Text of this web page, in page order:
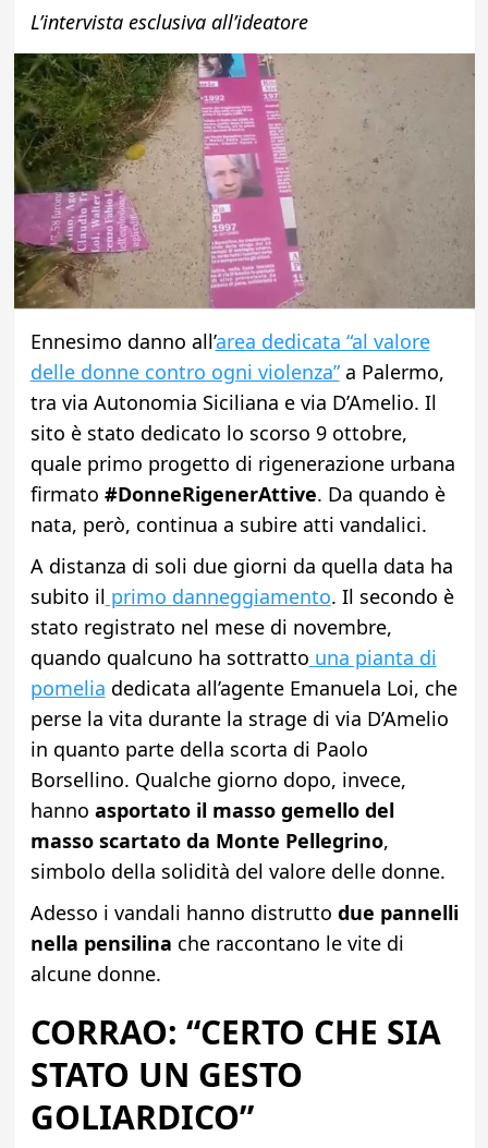
L’intervista esclusiva all’ideatore
Ennesimo danno all’area dedicata “al valore
delle donne contro ogni violenza”a Palermo,
tra via Autonomia Siciliana e via D’Amelio. Il
sito è stato dedicato lo scorso 9 ottobre,
quale primo progetto di rigenerazione urbana
firmato #DonneRigenerAttive. Da quando è
nata, però, continua a subire atti vandalici.
A distanza di soli due giorni da quella data ha
subito il primo danneggiamento. Il secondo è
stato registrato nel mese di novembre,
quando qualcuno ha sottratto una pianta di
pomelia dedicata all’agente Emanuela Loi, che
perse la vita durante la strage di via D’Amelio
in quanto parte della scorta di Paolo
Borsellino. Qualche giorno dopo, invece,
hanno asportato il masso gemello del
masso scartato da Monte Pellegrino,
simbolo della solidità del valore delle donne.
Adesso i vandali hanno distrutto due pannelli
nella pensilina che raccontano le vite di
alcune donne.
CORRAO: “CERTO CHE SIA
STATO UN GESTO
GOLIARDICO”